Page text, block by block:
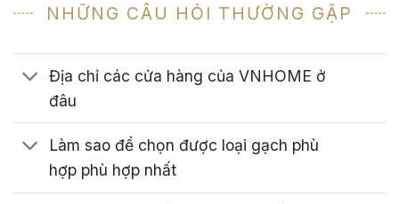
NHỮNG CÂU HỎI THƯỜNG GẶP
Địa chỉ các cửa hàng của VNHOME ở
đâu
Làm sao để chọn được loại gạch phù
hợp phù hợp nhất